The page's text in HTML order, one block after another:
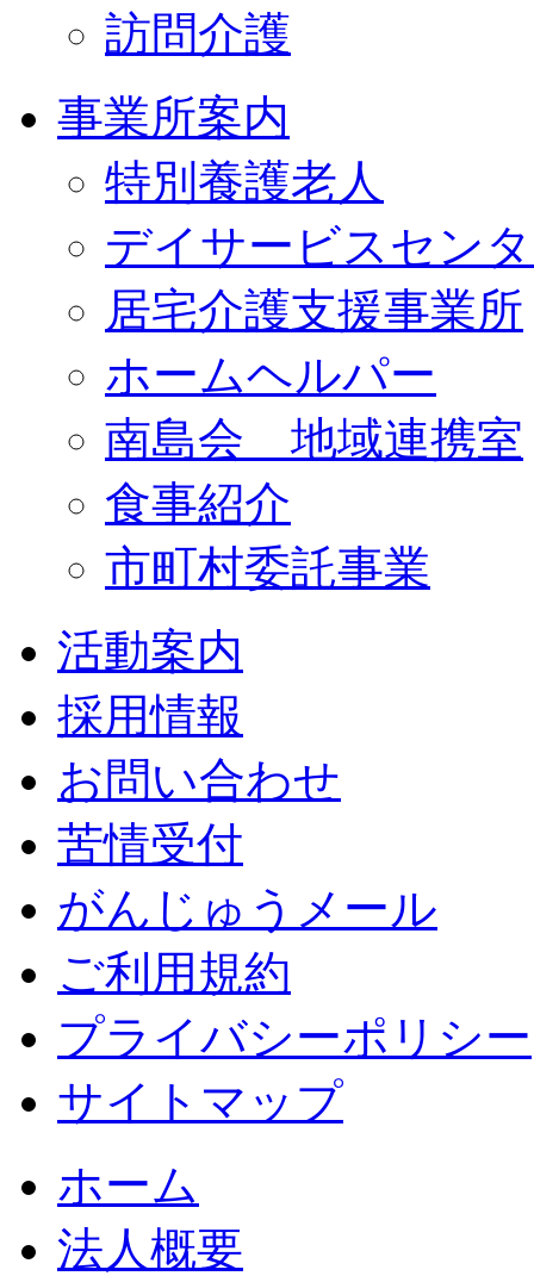
訪問介護
事業所案内
特別養護老人
デイサービスセン
居宅介護支援事業所
ホームヘルパー
南島会 地域連携室
食事紹介
市町村委託事業
活動案内
採用情報
お問い合わせ
苦情受付
がんじゅうメール
ご利用規約
プライバシーポリシー
サイトマップ
ホーム
法人概要